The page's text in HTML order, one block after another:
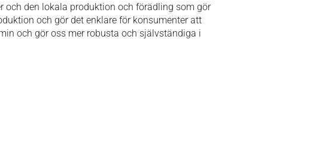
och den lokala produktion och förädling som gör
och gör det enklare för konsumenter att
och gör oss mer robusta och självständiga i